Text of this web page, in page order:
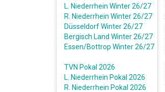
L. Niederrhein Winter 26/27
R. Niederrhein Winter 26/27
Düsseldorf Winter 26/27
Bergisch Land Winter 26/27
Essen/Bottrop Winter 26/27
TVN Pokal 2026
L. Niederrhein Pokal 2026
R. Niederrhein Pokal 2026